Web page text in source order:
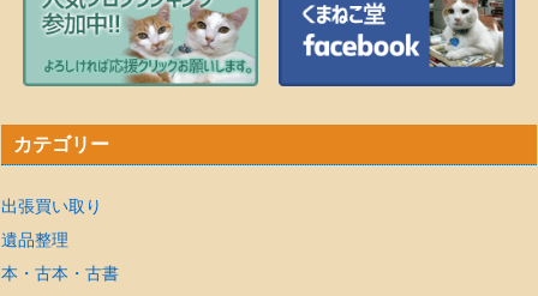
カテゴリー
出張買い取り
遺品整理
本・古本・古書